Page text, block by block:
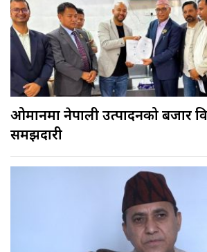
ओमानमा नेपाली उत्पादनको बजार
समझदारी